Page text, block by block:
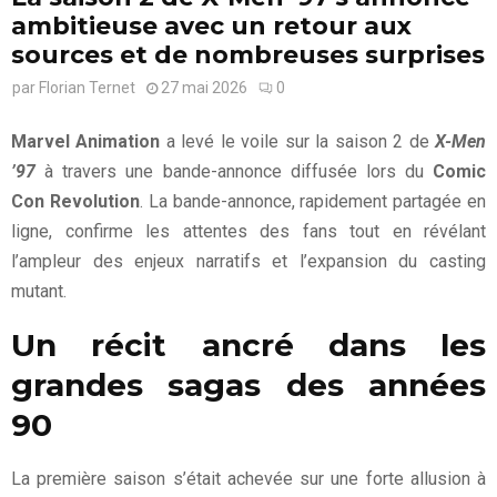
ambitieuse avec un retour aux
sources et de nombreuses surprises
par Florian Ternet 27 mai 2026 0
Marvel Animation a levé le voile sur la saison 2 deX-Men
’97à travers une bande-annonce diffusée lors du Comic
Con Revolution. La bande-annonce, rapidement partagée en
ligne, confirme les attentes des fans tout en révélant
l’ampleur des enjeux narratifs et l’expansion du casting
mutant.
Un récit ancré dans les
grandes sagas des années
90
La première saison s’était achevée sur une forte allusion à